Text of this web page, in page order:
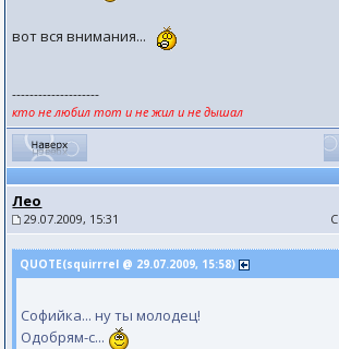
вот вся внимания...
--------------------
кто не любил тот и не жил и не дышал
Лео
29.07.2009, 15:31
QUOTE(squirrrel @ 29.07.2009, 15:58)
Софийка... ну ты молодец!
Одобрям-с...